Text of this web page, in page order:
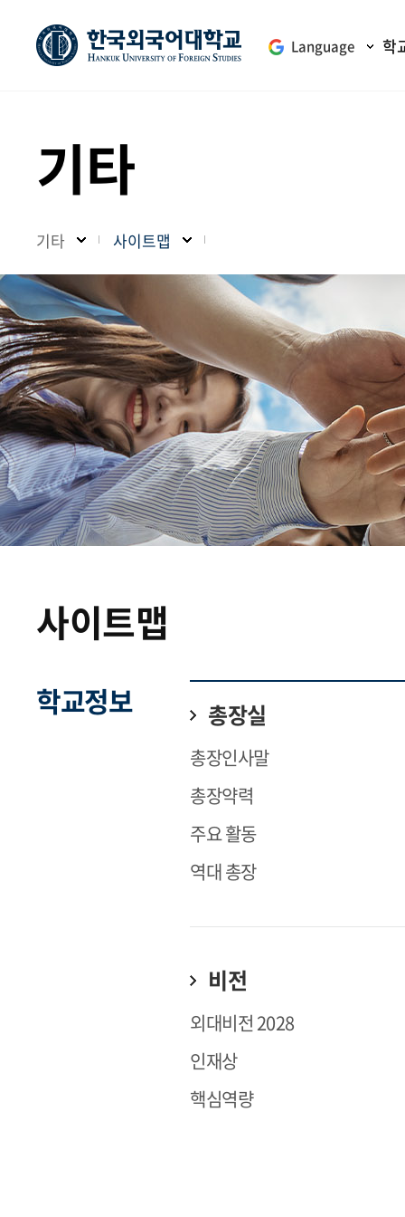
Language 학
기타
기타 사이트맵
사이트맵
학교정보 총장실
총장인사말
총장약력
주요 활동
역대 총장
비전
외대비전 2028
인재상
핵심역량